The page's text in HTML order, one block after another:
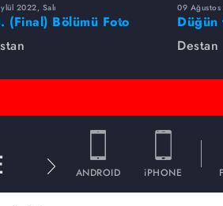
2022, Salı
(Final) Bölümü Foto
09 Ağustos
Düğün
yaşandı?
Destan
ANDROID iPHONE